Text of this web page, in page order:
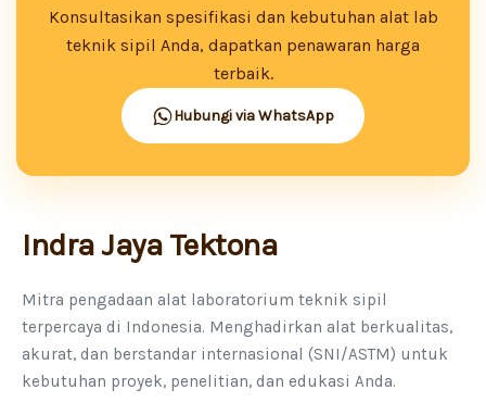
Konsultasikan spesifikasi dan kebutuhan alat lab
teknik sipil Anda, dapatkan penawaran harga
terbaik.
Hubungi via WhatsApp
Indra Jaya Tektona
Mitra pengadaan alat laboratorium teknik sipil
terpercaya di Indonesia. Menghadirkan alat berkualitas,
akurat, dan berstandar internasional (SNI/ASTM) untuk
kebutuhan proyek, penelitian, dan edukasi Anda.